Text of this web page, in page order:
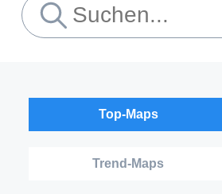
Top-Maps
Trend-Maps